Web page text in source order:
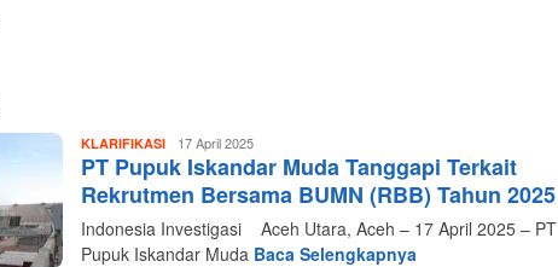
KLARIFIKASI Redaksi
Indonesia
Investigasi
17 April 2025
PT Pupuk Iskandar Muda Tanggapi Terkait
Rekrutmen Bersama BUMN (RBB) Tahun 2025
Indonesia Investigasi Aceh Utara, Aceh – 17 April 2025 – PT
Pupuk Iskandar Muda Baca Selengkapnya